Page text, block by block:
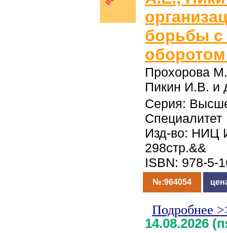
борьбы с
Прохорова
Пикин И.В. и
Серия:
Специалитет
Изд-во: НИЦ
298стр.&&
ISBN: 978-5-
№:964054
Подробнее
14.08.2026